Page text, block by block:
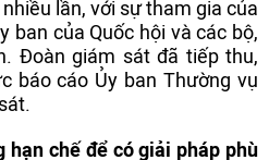
lần, với sự tham gia của
ban của Quốc hội và các bộ,
Đoàn giám sát đã tiếp thu,
báo cáo Ủy ban Thường vụ
hạn chế để có giải pháp phù